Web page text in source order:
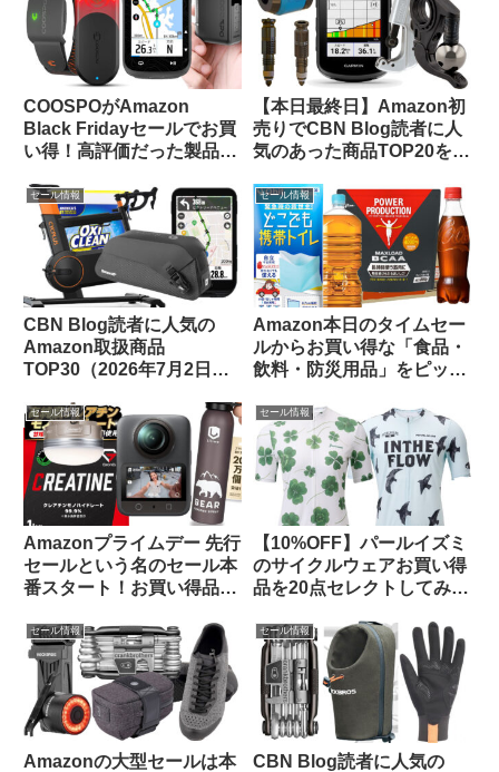
COOSPOがAmazon
Black Fridayセールでお買
い得！高評価だった製品を
Blog限定クーポン情報あ
り】
【本日最終日】Amazon初
売りでCBN Blog読者に人
気のあった商品TOP20をご
セール情報
CBN Blog読者に人気の
Amazon取扱商品
TOP30（2026年7月2日
セール情報
Amazon本日のタイムセー
ルからお買い得な「食品・
飲料・防災用品」をピック
セール情報
Amazonプライムデー 先行
セールという名のセール本
番スタート！お買い得品を
ます
セール情報
【10%OFF】パールイズミ
のサイクルウェアお買い得
品を20点セレクトしてみま
ス】
セール情報
Amazonの大型セールは本
セール情報
CBN Blog読者に人気の